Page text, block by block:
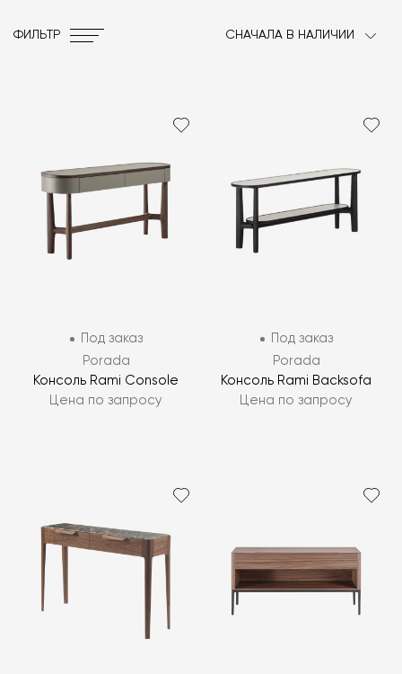
ФИЛЬТР СНАЧАЛА В НАЛИЧИИ
Под заказ
Porada
Консоль Rami Console
Цена по запросу
Под заказ
Porada
Консоль Rami Backsofa
Цена по запросу